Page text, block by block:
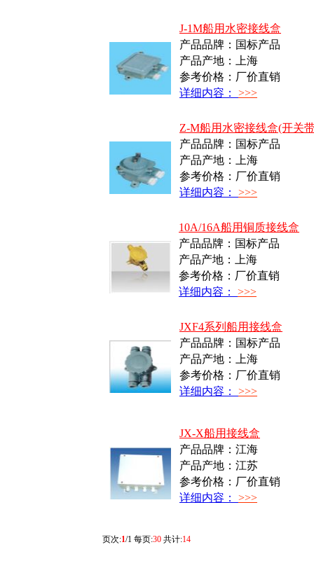
J-1M船用水密接线盒
产品品牌：国标产品
产品产地：上海
参考价格：厂价直销
详细内容： >>>
Z-M船用水密接线盒(开关
产品品牌：国标产品
产品产地：上海
参考价格：厂价直销
详细内容： >>>
10A/16A船用铜质接线盒
产品品牌：国标产品
产品产地：上海
参考价格：厂价直销
详细内容： >>>
JXF4系列船用接线盒
产品品牌：国标产品
产品产地：上海
参考价格：厂价直销
详细内容： >>>
JX-X船用接线盒
产品品牌：江海
产品产地：江苏
参考价格：厂价直销
详细内容： >>>
页次:1/1 每页:30 共计:14